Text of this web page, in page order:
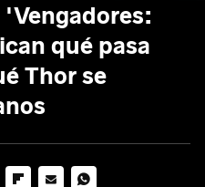
qué pasa
Thor se